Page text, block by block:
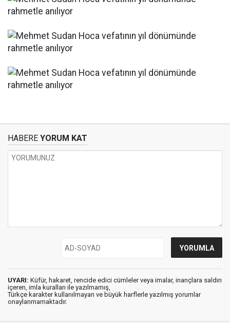
HABERE YORUM KAT
UYARI: Küfür, hakaret, rencide edici cümleler veya imalar, inançlara saldırı
içeren, imla kuralları ile yazılmamış,
Türkçe karakter kullanılmayan ve büyük harflerle yazılmış yorumlar
onaylanmamaktadır.